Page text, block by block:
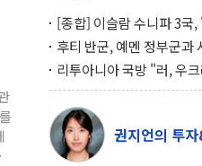
[종합] 이슬람 수니파 3국,
협정' 체결… 이스라엘·이
맞설 자체 억지력 강화
후티 반군, 예멘 정부군과
공격… 위기 고조되는 또 다
약고
리투아니아 국방 "러, 우
로 나토 회원국 공격 검토
작전"
권지언의 투